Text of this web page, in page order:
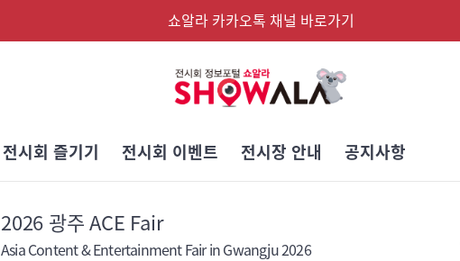
쇼알라 카카오톡 채널 바로가기
전시회 즐기기 전시회 이벤트 전시장 안내 공지사항
2026 광주 ACE Fair
Asia Content & Entertainment Fair in Gwangju 2026